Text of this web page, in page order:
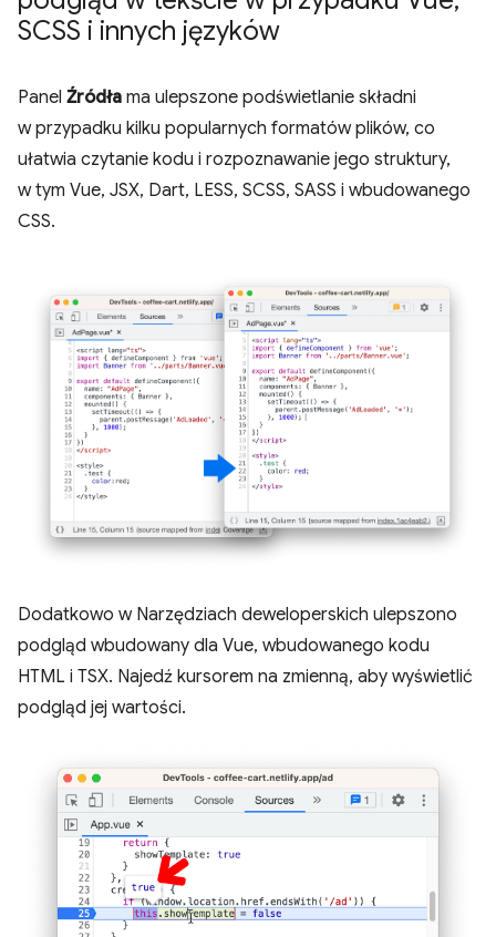
SCSS i innych języków
Panel Źródła ma ulepszone podświetlanie składni
w przypadku kilku popularnych formatów plików, co
ułatwia czytanie kodu i rozpoznawanie jego struktury,
w tym Vue, JSX, Dart, LESS, SCSS, SASS i wbudowanego
CSS.
Dodatkowo w Narzędziach deweloperskich ulepszono
podgląd wbudowany dla Vue, wbudowanego kodu
HTML i TSX. Najedź kursorem na zmienną, aby wyświetlić
podgląd jej wartości.